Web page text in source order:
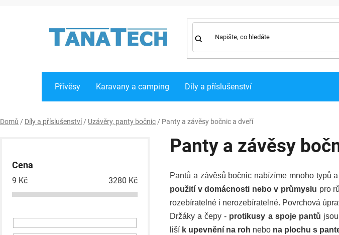
Přívěsy Karavany a camping Díly a příslušenství
Domů / Díly a příslušenství / Uzávěry, panty bočnic / Panty a závěsy bočnic a dveří
Cena
9 Kč 3280 Kč
Panty a závěsy
Pantů a závěsů bočnic nabízíme mnoho typů
použití v domácnosti nebo v průmyslu pro
rozebíratelné i nerozebíratelné. Povrchová
Držáky a čepy - protikusy a spoje pantů
liší k upevnění na roh nebo na plochu s